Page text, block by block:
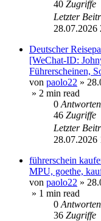
40 Zugriffe
Letzter
28.07.2026
Deutscher
[WeChat-ID:
Führerscheinen,
von paolo22 »
» 2 min read
0 Antworten
46 Zugriffe
Letzter
28.07.2026
führerschein
MPU, goethe,
von paolo22 »
» 1 min read
0 Antworten
36 Zugriffe